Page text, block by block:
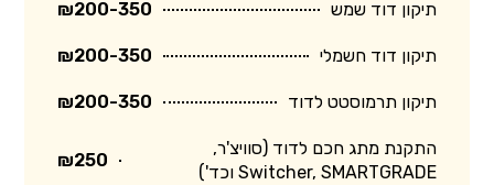
תיקון דוד שמש ₪200-350
תיקון דוד חשמלי ₪200-350
תיקון תרמוסטט לדוד ₪200-350
התקנת מתג חכם לדוד (סוויצ'ר,
Switcher, SMARTGRADE וכד')
₪250